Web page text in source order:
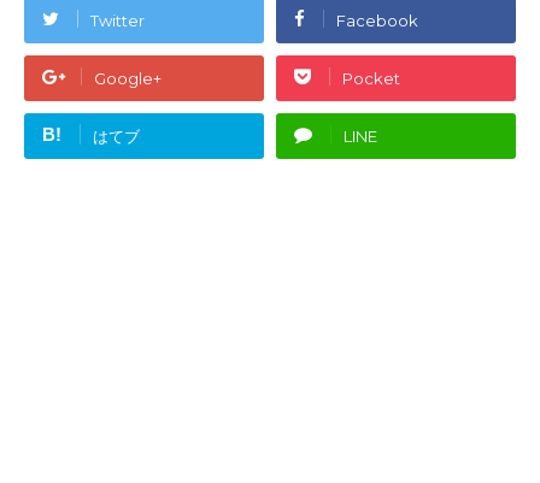
Twitter Facebook
Google+ Pocket
B! はてブ LINE